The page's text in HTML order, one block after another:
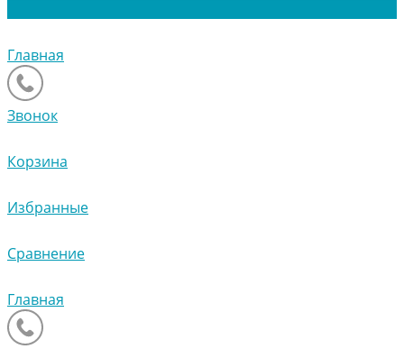
Главная
Звонок
Корзина
Избранные
Сравнение
Главная